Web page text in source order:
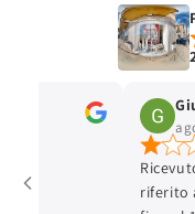
ago
Ricevuto
riferito a